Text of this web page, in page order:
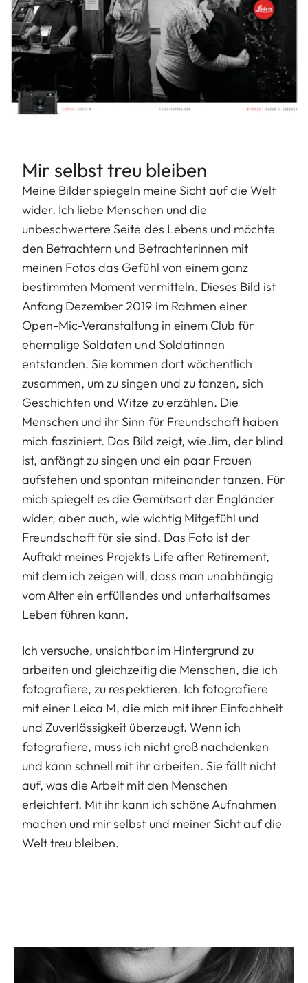
Mir selbst treu bleiben
Meine Bilder spiegeln meine Sicht auf die Welt
wider. Ich liebe Menschen und die
unbeschwertere Seite des Lebens und möchte
den Betrachtern und Betrachterinnen mit
meinen Fotos das Gefühl von einem ganz
bestimmten Moment vermitteln. Dieses Bild ist
Anfang Dezember 2019 im Rahmen einer
Open-Mic-Veranstaltung in einem Club für
ehemalige Soldaten und Soldatinnen
entstanden. Sie kommen dort wöchentlich
zusammen, um zu singen und zu tanzen, sich
Geschichten und Witze zu erzählen. Die
Menschen und ihr Sinn für Freundschaft haben
mich fasziniert. Das Bild zeigt, wie Jim, der blind
ist, anfängt zu singen und ein paar Frauen
aufstehen und spontan miteinander tanzen. Für
mich spiegelt es die Gemütsart der Engländer
wider, aber auch, wie wichtig Mitgefühl und
Freundschaft für sie sind. Das Foto ist der
Auftakt meines Projekts Life after Retirement,
mit dem ich zeigen will, dass man unabhängig
vom Alter ein erfüllendes und unterhaltsames
Leben führen kann.
Ich versuche, unsichtbar im Hintergrund zu
arbeiten und gleichzeitig die Menschen, die ich
fotografiere, zu respektieren. Ich fotografiere
mit einer Leica M, die mich mit ihrer Einfachheit
und Zuverlässigkeit überzeugt. Wenn ich
fotografiere, muss ich nicht groß nachdenken
und kann schnell mit ihr arbeiten. Sie fällt nicht
auf, was die Arbeit mit den Menschen
erleichtert. Mit ihr kann ich schöne Aufnahmen
machen und mir selbst und meiner Sicht auf die
Welt treu bleiben.